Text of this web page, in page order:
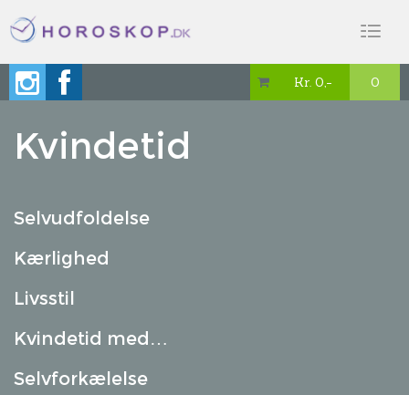
 Kr. 0,- 0
Kvindetid
Selvudfoldelse
Kærlighed
Livsstil
Kvindetid med…
Selvforkælelse